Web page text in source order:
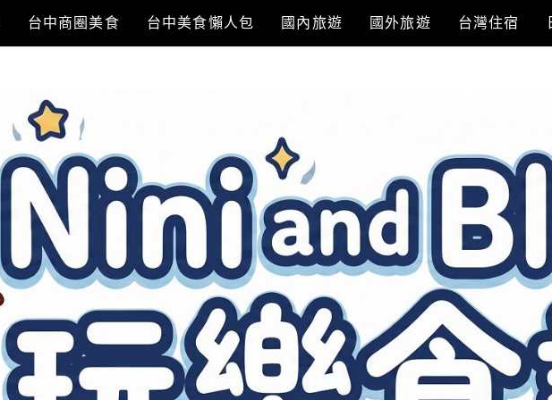
台中商圈美食 台中美食懶人包 國內旅遊 國外旅遊 台灣住宿